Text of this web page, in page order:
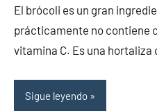
la
salud
comentarios
El brócoli es un gran
prácticamente no contiene
vitamina C. Es una
Sigue leyendo